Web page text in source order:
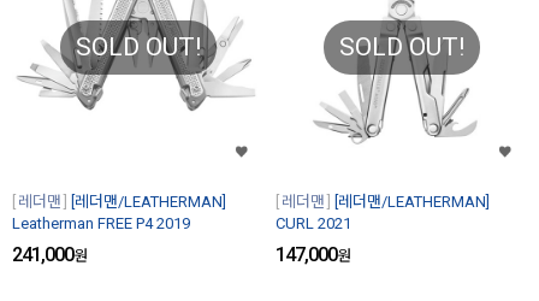
SOLD OUT!
레더맨
[레더맨/LEATHERMAN]
Leatherman FREE P4 2019
241,000원
SOLD OUT!
레더맨
[레더맨/LEATHERMAN]
CURL 2021
147,000원